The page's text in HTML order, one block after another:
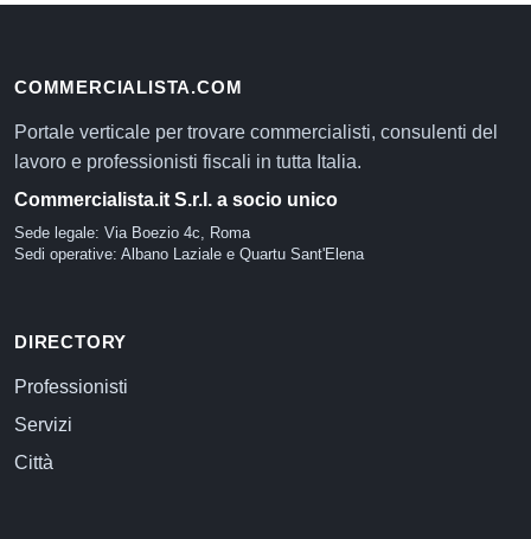
COMMERCIALISTA.COM
Portale verticale per trovare commercialisti, consulenti del
lavoro e professionisti fiscali in tutta Italia.
Commercialista.it S.r.l. a socio unico
Sede legale: Via Boezio 4c, Roma
Sedi operative: Albano Laziale e Quartu Sant'Elena
DIRECTORY
Professionisti
Servizi
Città